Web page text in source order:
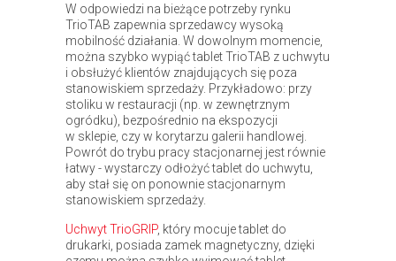
W odpowiedzi na bieżące potrzeby rynku
TrioTAB zapewnia sprzedawcy wysoką
mobilność działania. W dowolnym momencie,
można szybko wypiąć tablet TrioTAB z uchwytu
i obsłużyć klientów znajdujących się poza
stanowiskiem sprzedaży. Przykładowo: przy
stoliku w restauracji (np. w zewnętrznym
ogródku), bezpośrednio na ekspozycji
w sklepie, czy w korytarzu galerii handlowej.
Powrót do trybu pracy stacjonarnej jest równie
łatwy - wystarczy odłożyć tablet do uchwytu,
aby stał się on ponownie stacjonarnym
stanowiskiem sprzedaży.
Uchwyt TrioGRIP, który mocuje tablet do
drukarki, posiada zamek magnetyczny, dzięki